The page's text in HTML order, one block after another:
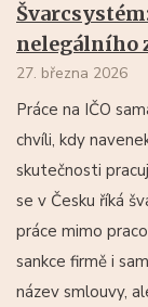
nelegálního
27. března 2026
Práce na IČO
chvíli, kdy
skutečnosti
se v Česku říká
práce mimo
sankce firmě i
název smlouvy,